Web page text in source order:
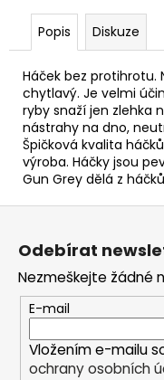
Popis Diskuze
Háček bez protihrotu.
chytlavý. Je velmi
ryby snaží jen zlehka
nástrahy na dno,
Špičková kvalita
výroba. Háčky jsou
Gun Grey dělá z
V1
CARP
-
AMUR
159
Kč
Z
Odebírat
Nezmeškejte žádné
E-mail
Vložením e-mailu
ochrany osobních